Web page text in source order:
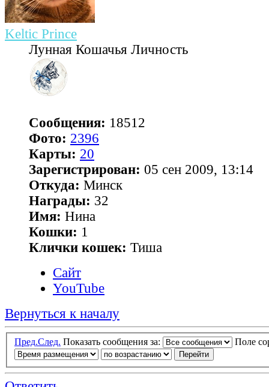
Keltic Prince
Лунная Кошачья Личность
Сообщения: 18512
Фото: 2396
Карты: 20
Зарегистрирован: 05 сен 2009, 13:14
Откуда: Минск
Награды: 32
Имя: Нина
Кошки: 1
Клички кошек: Тиша
Сайт
YouTube
Вернуться к началу
Пред.След. Показать сообщения за: Поле